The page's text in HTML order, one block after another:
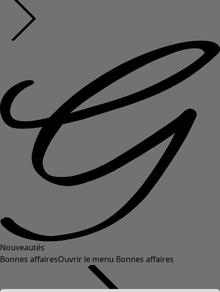
Nouveautés
Bonnes affairesOuvrir le menu Bonnes affaires